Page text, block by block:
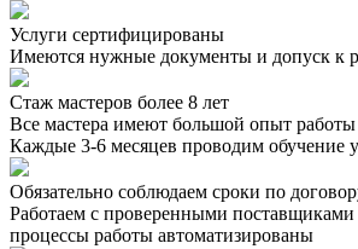
Услуги сертифицированы
Имеются нужные документы и допуск к
Стаж мастеров более 8 лет
Все мастера имеют большой опыт работы
Каждые 3-6 месяцев проводим обучение
Обязательно соблюдаем сроки по
Работаем с проверенными поставщиками
процессы работы автоматизированы